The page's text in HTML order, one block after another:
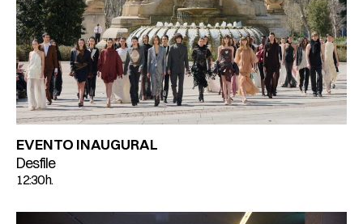
EVENTO INAUGURAL
Desfile
12:30 h.